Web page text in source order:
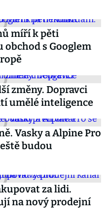
míří k pěti
s Googlem
změny. Dopravci
umělé inteligence
Vasky a Alpine Pro
budou
za lidi.
na nový prodejní